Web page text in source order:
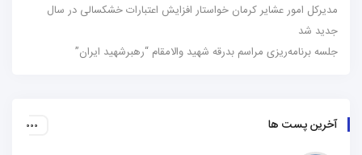
مدیرکل امور عشایر کرمان خواستار افزایش اعتبارات خشکسالی در سال
جدید شد
جلسه برنامه‌ریزی مراسم بدرقه شهید والامقام “رهبرشهید ایران”
آخرین پست ها